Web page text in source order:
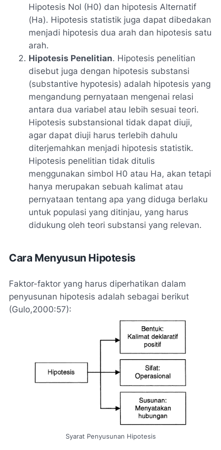
Hipotesis Nol (H0) dan hipotesis Alternatif
(Ha). Hipotesis statistik juga dapat dibedakan
menjadi hipotesis dua arah dan hipotesis satu
arah.
Hipotesis Penelitian. Hipotesis penelitian
disebut juga dengan hipotesis substansi
(substantive hypotesis) adalah hipotesis yang
mengandung pernyataan mengenai relasi
antara dua variabel atau lebih sesuai teori.
Hipotesis substansional tidak dapat diuji,
agar dapat diuji harus terlebih dahulu
diterjemahkan menjadi hipotesis statistik.
Hipotesis penelitian tidak ditulis
menggunakan simbol H0 atau Ha, akan tetapi
hanya merupakan sebuah kalimat atau
pernyataan tentang apa yang diduga berlaku
untuk populasi yang ditinjau, yang harus
didukung oleh teori substansi yang relevan.
Cara Menyusun Hipotesis
Faktor-faktor yang harus diperhatikan dalam
penyusunan hipotesis adalah sebagai berikut
(Gulo,2000:57):
Syarat Penyusunan Hipotesis